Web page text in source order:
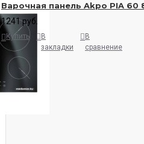
Варочная панель Akpo PIA 60
1241 руб.
Купить
В
закладки
В
сравнение